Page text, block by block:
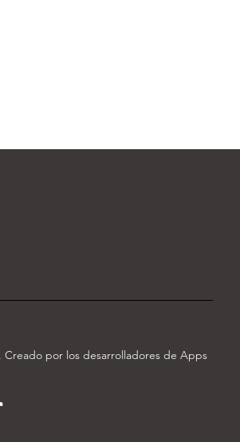
Creado por los desarrolladores de Apps